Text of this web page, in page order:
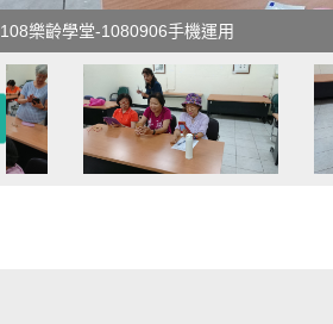
樂齡學堂-1080906手機運用